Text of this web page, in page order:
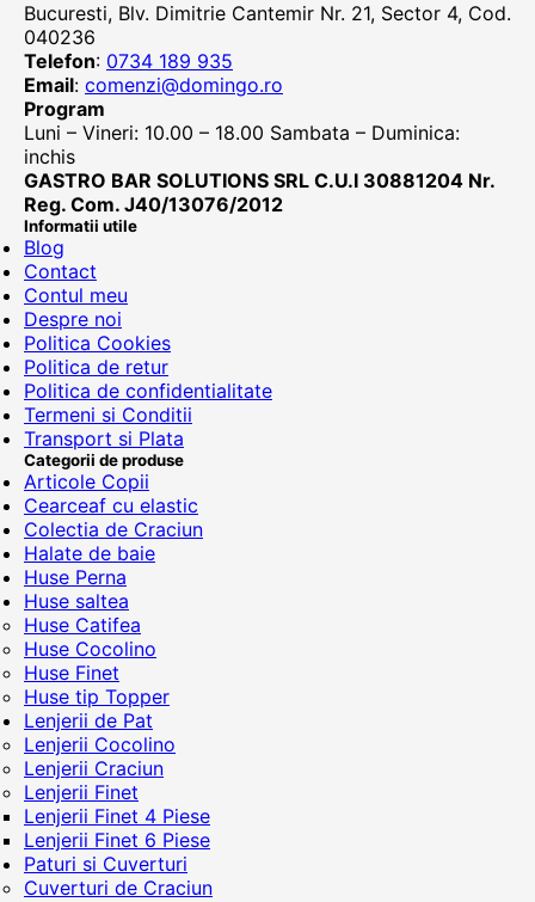
Bucuresti, Blv. Dimitrie Cantemir Nr. 21, Sector 4, Cod.
040236
Telefon: 0734 189 935
Email: comenzi@domingo.ro
Program
Luni – Vineri: 10.00 – 18.00 Sambata – Duminica:
inchis
GASTRO BAR SOLUTIONS SRL C.U.I 30881204 Nr.
Reg. Com. J40/13076/2012
Informatii utile
Blog
Contact
Contul meu
Despre noi
Politica Cookies
Politica de retur
Politica de confidentialitate
Termeni si Conditii
Transport si Plata
Categorii de produse
Articole Copii
Cearceaf cu elastic
Colectia de Craciun
Halate de baie
Huse Perna
Huse saltea
Huse Catifea
Huse Cocolino
Huse Finet
Huse tip Topper
Lenjerii de Pat
Lenjerii Cocolino
Lenjerii Craciun
Lenjerii Finet
Lenjerii Finet 4 Piese
Lenjerii Finet 6 Piese
Paturi si Cuverturi
Cuverturi de Craciun